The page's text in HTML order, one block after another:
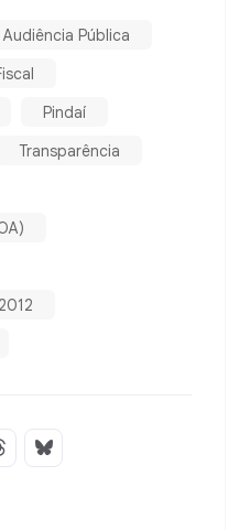
Audiência Pública
Pindaí
Transparência